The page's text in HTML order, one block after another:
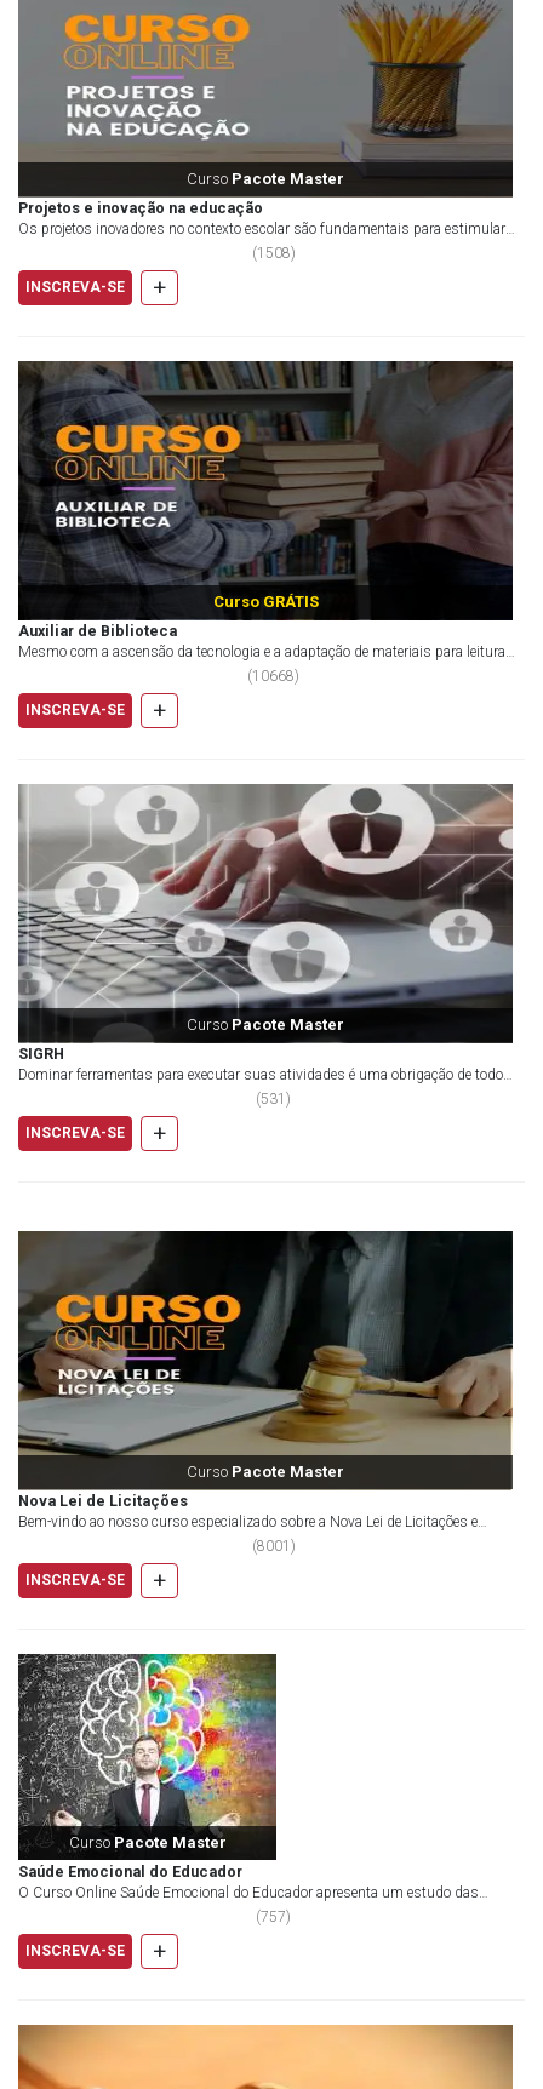
Curso Pacote Master
Projetos e inovação na educação
Os projetos inovadores no contexto escolar são fundamentais para estimular
uma abordagem mais integrada e holística...
(1508)
INSCREVA-SE
+
Curso GRÁTIS
Auxiliar de Biblioteca
Mesmo com a ascensão da tecnologia e a adaptação de materiais para leitura
(10668)
INSCREVA-SE
+
Curso Pacote Master
SIGRH
Dominar ferramentas para executar suas atividades é uma obrigação de todo
profissional. E, quando pensamos no set...
(531 )
INSCREVA-SE
+
Curso Pacote Master
Nova Lei de Licitações
Bem-vindo ao nosso curso especializado sobre a Nova Lei de Licitações e
Contratos Administrativos, regida pela Lei...
(8001 )
INSCREVA-SE
+
Curso Pacote Master
Saúde Emocional do Educador
O Curso Online Saúde Emocional do Educador apresenta um estudo das
relações entre o processo de trabalho docente, a...
(757)
INSCREVA-SE
+